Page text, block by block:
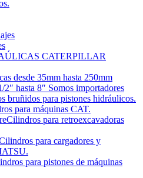
CATERPILLAR
desde 35mm hasta 250mm
2″ hasta 8″ Somos importadores
bruñidos para pistones hidráulicos.
para máquinas CAT.
Cilindros para retroexcavadoras
para cargadores y
para pistones de máquinas